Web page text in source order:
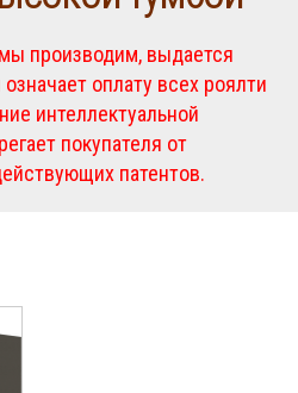
производим, выдается
оплату всех роялти
интеллектуальной
покупателя от
патентов.